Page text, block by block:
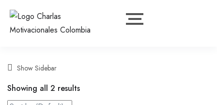
Show Sidebar
Showing all 2 results